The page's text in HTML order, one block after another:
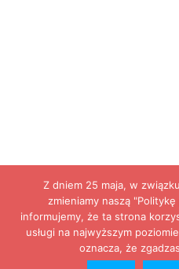
Z dniem 25 maja, w
zmieniamy naszą
informujemy, że ta strona
usługi na najwyższym
oznacza, że